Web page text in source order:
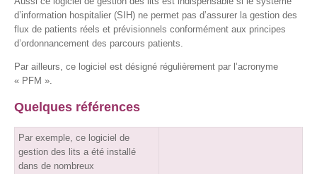
d’information hospitalier (SIH) ne permet pas d’assurer la gestion des
flux de patients réels et prévisionnels conformément aux principes
d’ordonnancement des parcours patients.
Par ailleurs, ce logiciel est désigné régulièrement par l’acronyme
« PFM ».
Quelques références
Par exemple, ce logiciel de
gestion des lits a été installé
dans de nombreux